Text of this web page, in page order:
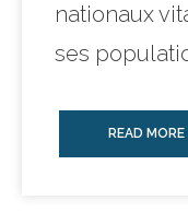
nationaux
ses
READ MORE